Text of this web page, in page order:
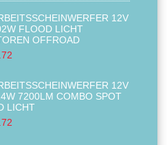
12V
FLOOD LICHT
OFFROAD
12V
7200LM COMBO SPOT
LICHT